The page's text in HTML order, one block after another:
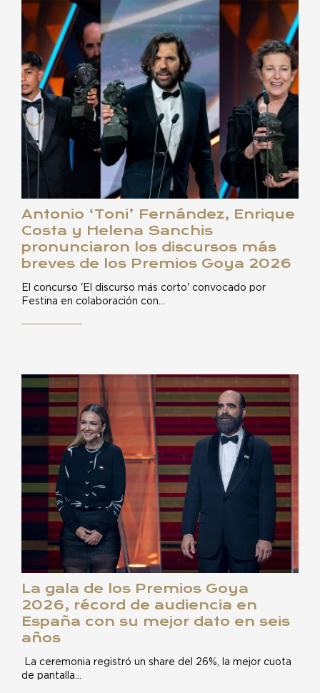
Antonio ‘Toni’ Fernández, Enrique
Costa y Helena Sanchis
pronunciaron los discursos más
breves de los Premios Goya 2026
El concurso 'El discurso más corto' convocado por
Festina en colaboración con…
La gala de los Premios Goya
2026, récord de audiencia en
España con su mejor dato en seis
años
La ceremonia registró un share del 26%, la mejor cuota
de pantalla…